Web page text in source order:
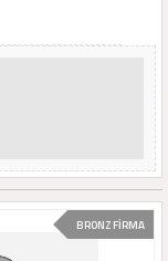
BRONZ FİRMA